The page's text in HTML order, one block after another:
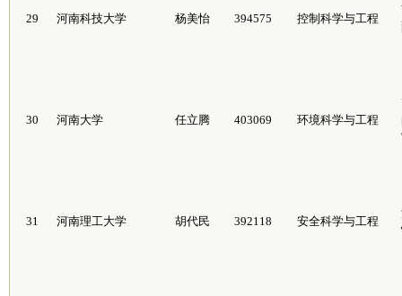
29 河南科技大学 杨美怡 394575 控制科学与工程
30 河南大学 任立腾 403069 环境科学与工程
31 河南理工大学 胡代民 392118 安全科学与工程